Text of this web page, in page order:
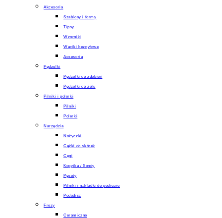
Akcesoria
Szablony i formy
Tipsy
Wzorniki
Waciki bezpyłowe
Acsesoria
Pędzelki
Pędzelki do zdobień
Pędzelki do żelu
Pilniki i polerki
Pilniki
Polerki
Narzędzia
Nożyczki
Cążki do skórek
Cęgi
Kopytka / Sondy
Pęsety
Pilniki i nakladki do pedicure
Pododisc
Frezy
Ceramiczne